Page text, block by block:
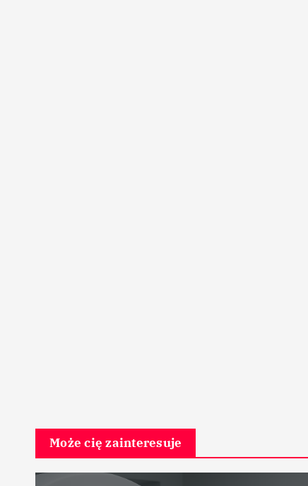
Może cię zainteresuje